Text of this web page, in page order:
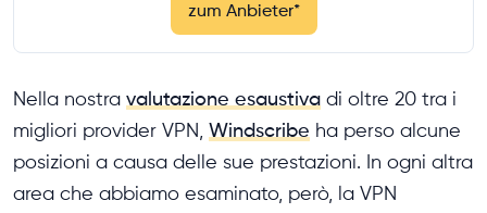
zum Anbieter*
Nella nostra valutazione esaustiva di oltre 20 tra i
migliori provider VPN, Windscribe ha perso alcune
posizioni a causa delle sue prestazioni. In ogni altra
area che abbiamo esaminato, però, la VPN